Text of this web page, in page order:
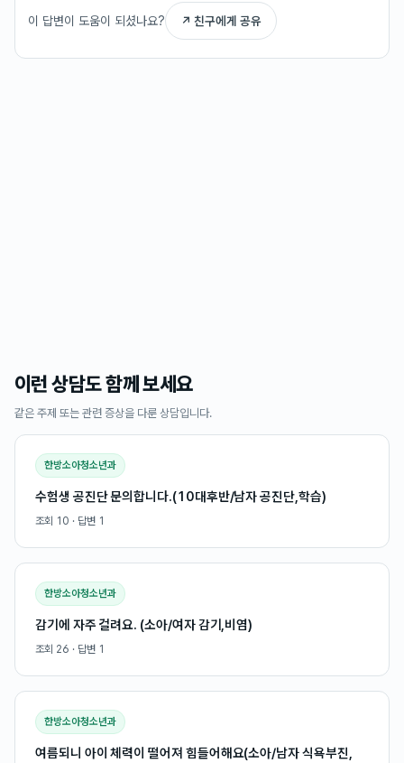
이 답변이 도움이 되셨나요? ↗ 친구에게 공유
이런 상담도 함께 보세요
같은 주제 또는 관련 증상을 다룬 상담입니다.
한방소아청소년과
수험생 공진단 문의합니다.(10대후반/남자 공진단,학습)
조회 10 · 답변 1
한방소아청소년과
감기에 자주 걸려요. (소아/여자 감기,비염)
조회 26 · 답변 1
한방소아청소년과
여름되니 아이 체력이 떨어져 힘들어해요(소아/남자 식욕부진,